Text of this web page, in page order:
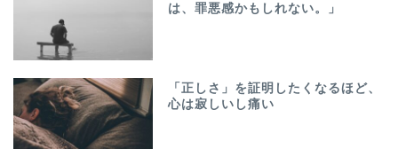
は、罪悪感かもしれない。」
「正しさ」を証明したくなるほど、
心は寂しいし痛い